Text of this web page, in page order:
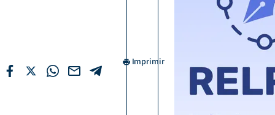
Imprimir